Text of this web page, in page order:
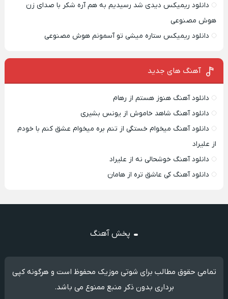
دانلود ریمیکس دیدی شد رسیدیم به هم آره شکر با صدای زن
هوش مصنوعی
دانلود ریمیکس ستاره میشی تو آسمونم هوش مصنوعی
آهنگ های جدید
دانلود آهنگ هنوز هستم از رهام
دانلود آهنگ شاهد خاموش از یونس بشیری
دانلود آهنگ میخوام خستگی از تنم بره میخوام عشق کنم با خودم
از علیراد
دانلود آهنگ خوشحالی نه از علیراد
دانلود آهنگ کی عاشق تره از هامان
پخش آهنگ
تمامی حقوق مطالب برای شوتی موزیک محفوظ است و هرگونه کپی
برداری بدون ذکر منبع ممنوع می باشد.